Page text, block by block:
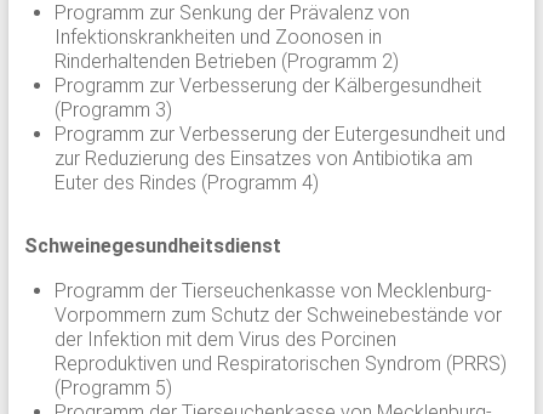
Programm zur Senkung der Prävalenz von
Infektionskrankheiten und Zoonosen in
Rinderhaltenden Betrieben (Programm 2)
Programm zur Verbesserung der Kälbergesundheit
(Programm 3)
Programm zur Verbesserung der Eutergesundheit und
zur Reduzierung des Einsatzes von Antibiotika am
Euter des Rindes (Programm 4)
Schweinegesundheitsdienst
Programm der Tierseuchenkasse von Mecklenburg-
Vorpommern zum Schutz der Schweinebestände vor
der Infektion mit dem Virus des Porcinen
Reproduktiven und Respiratorischen Syndrom (PRRS)
(Programm 5)